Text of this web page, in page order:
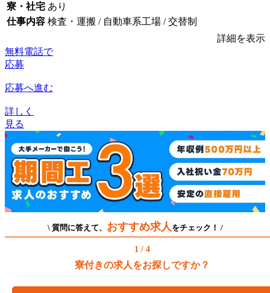
寮・社宅 あり
仕事内容 検査・運搬 / 自動車系工場 / 交替制
詳細を表示
無料電話で
応募
応募へ進む
詳しく
見る
\ 質問に答えて、 おすすめ求人 をチェック！ /
1 / 4
寮付きの求人をお探しですか？